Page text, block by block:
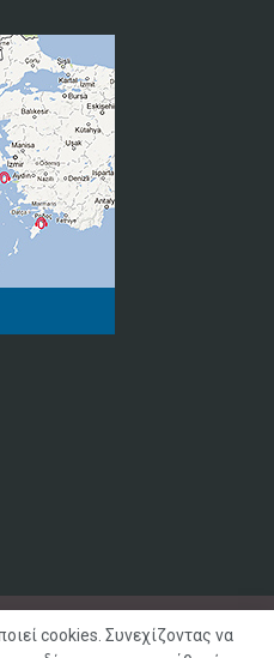
cookies. Συνεχίζοντας να